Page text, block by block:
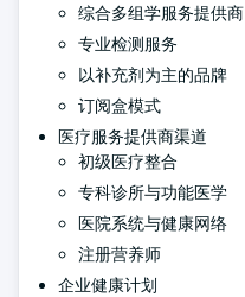
综合多组学服务提供商
专业检测服务
以补充剂为主的品牌
订阅盒模式
医疗服务提供商渠道
初级医疗整合
专科诊所与功能医学
医院系统与健康网络
注册营养师
企业健康计划